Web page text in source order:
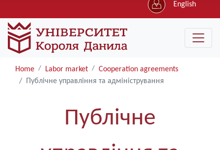
English
Home Labor market
Cooperation agreements
Публічне управління та адміністрування
Публічне